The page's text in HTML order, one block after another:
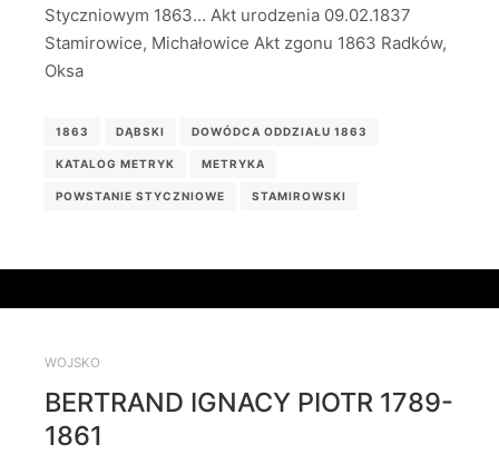
Styczniowym 1863… Akt urodzenia 09.02.1837
Stamirowice, Michałowice Akt zgonu 1863 Radków,
Oksa
1863 DĄBSKI DOWÓDCA ODDZIAŁU 1863
KATALOG METRYK METRYKA
POWSTANIE STYCZNIOWE STAMIROWSKI
WOJSKO
BERTRAND IGNACY PIOTR 1789-
1861